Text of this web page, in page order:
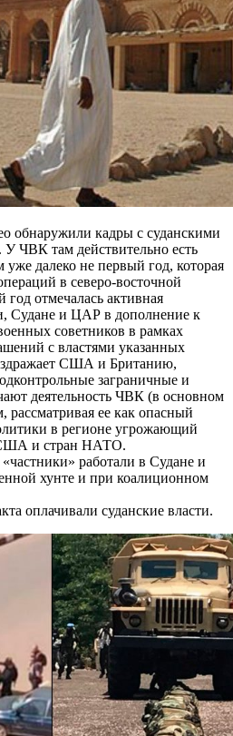
обнаружили кадры с суданскими
ЧВК там действительно есть
уже далеко не первый год, которая
в северо-восточной
отмечалась активная
Судане и ЦАР в дополнение к
советников в рамках
с властями указанных
США и Британию,
заграничные и
деятельность ЧВК (в основном
ее как опасный
в регионе угрожающий
и стран НАТО.
работали в Судане и
хунте и при коалиционном
оплачивали суданские власти.